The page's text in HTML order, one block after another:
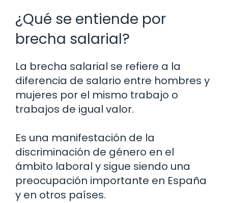
¿Qué se entiende por
brecha salarial?
La brecha salarial se refiere a la
diferencia de salario entre hombres y
mujeres por el mismo trabajo o
trabajos de igual valor.
Es una manifestación de la
discriminación de género en el
ámbito laboral y sigue siendo una
preocupación importante en España
y en otros países.